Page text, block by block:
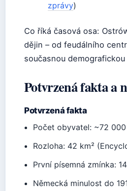
zprávy)
Co říká časová osa:
dějin – od feudálního
současnou
Potvrzená fakta a
Potvrzená fakta
Počet obyvatel: ~72
Rozloha: 42 km²
První písemná zmínka:
Německá minulost do